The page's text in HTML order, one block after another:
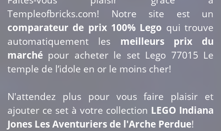
Templeofbricks.com! Notre site est un
comparateur de prix 100% Lego qui trouve
automatiquement les meilleurs prix du
marché pour acheter le set Lego 77015 Le
temple de l’idole en or le moins cher!
N'attendez plus pour vous faire plaisir et
ajouter ce set à votre collection LEGO Indiana
Jones Les Aventuriers de l'Arche Perdue!